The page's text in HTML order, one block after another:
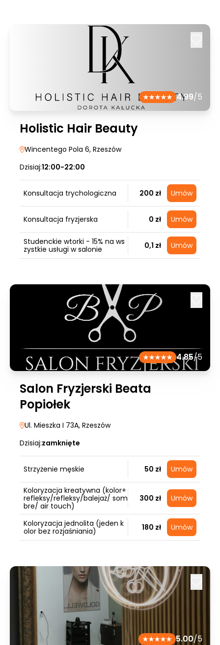
4.99/5
Holistic Hair Beauty
Wincentego Pola 6, Rzeszów
Dzisiaj:12:00-22:00
Konsultacja trychologiczna 200 zł Umów
Konsultacja fryzjerska 0 zł Umów
Studenckie wtorki - 15% na ws
zystkie usługi w salonie
0,1 zł Umów
4.85/5
Salon Fryzjerski Beata
Popiołek
Ul. Mieszka I 73A, Rzeszów
Dzisiaj:zamknięte
Strzyżenie męskie 50 zł Umów
Koloryzacja kreatywna (kolor+
refleksy/refleksy/balejaż/ som
bre/ air touch)
300 zł Umów
Koloryzacja jednolita (jeden k
olor bez rozjaśniania)
180 zł Umów
5.00/5